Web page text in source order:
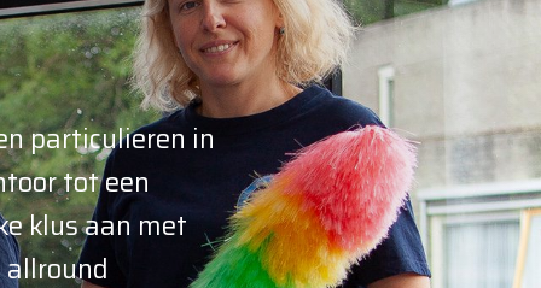
particulieren in
tot een
klus aan met